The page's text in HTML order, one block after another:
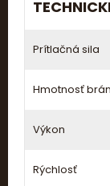
Prítlačná sila
Hmotnosť
Výkon
Rýchlosť